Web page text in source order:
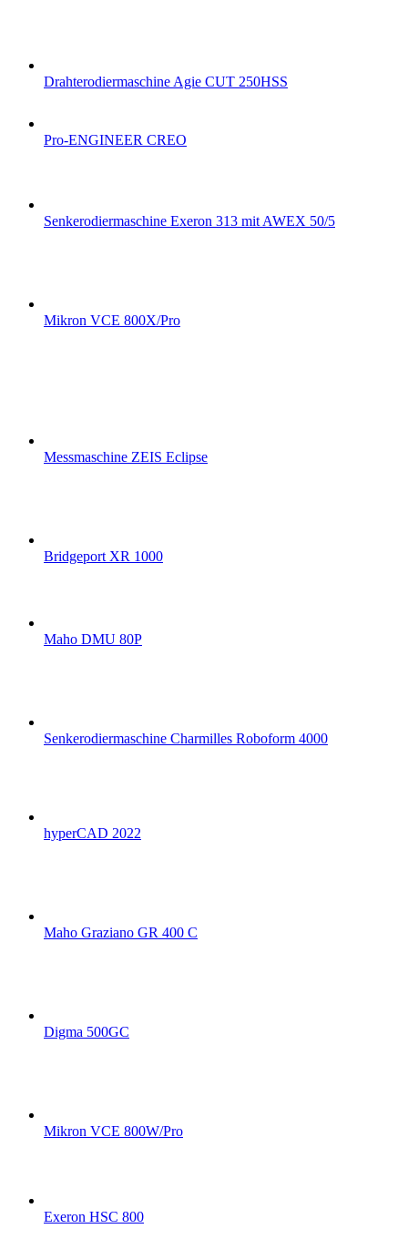
Drahterodiermaschine Agie CUT 250HSS
Pro-ENGINEER CREO
Senkerodiermaschine Exeron 313 mit AWEX 50/5
Mikron VCE 800X/Pro
Messmaschine ZEIS Eclipse
Bridgeport XR 1000
Maho DMU 80P
Senkerodiermaschine Charmilles Roboform 4000
hyperCAD 2022
Maho Graziano GR 400 C
Digma 500GC
Mikron VCE 800W/Pro
Exeron HSC 800